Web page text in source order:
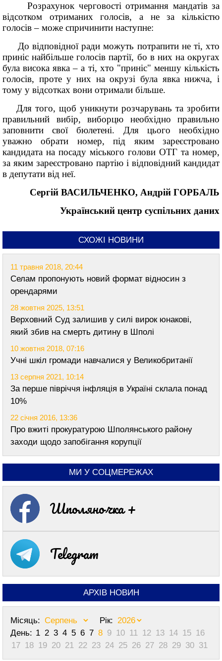
Розрахунок черговості отримання мандатів за
відсотком отриманих голосів, а не за кількістю
голосів – може спричинити наступне:
До відповідної ради можуть потрапити не ті, хто
приніс найбільше голосів партії, бо в них на округах
була висока явка – а ті, хто "приніс" меншу кількість
голосів, проте у них на окрузі була явка нижча, і
тому у відсотках вони отримали більше.
Для того, щоб уникнути розчарувань та зробити
правильний вибір, виборцю необхідно правильно
заповнити свої бюлетені. Для цього необхідно
уважно обрати номер, під яким зареєстровано
кандидата на посаду міського голови ОТГ та номер,
за яким зареєстровано партію і відповідний кандидат
в депутати від неї.
Сергій ВАСИЛЬЧЕНКО, Андрій ГОРБАЛЬ
Український центр суспільних даних
СХОЖІ НОВИНИ
11 травня 2018, 20:44
Селам пропонують новий формат відносин з
орендарями
28 жовтня 2025, 13:51
Верховний Суд залишив у силі вирок юнакові,
який збив на смерть дитину в Шполі
10 жовтня 2018, 07:16
Учні шкіл громади навчалися у Великобританії
13 серпня 2021, 10:14
За перше півріччя інфляція в Україні склала понад
10%
22 січня 2016, 13:36
Про вжиті прокуратурою Шполянського району
заходи щодо запобігання корупції
МИ У СОЦМЕРЕЖАХ
Шполяночка +
Telegram
АРХІВ НОВИН
Місяць:
Рік:
День: 1 2 3 4 5 6 7 8 9 10 11 12 13 14 15 16
17 18 19 20 21 22 23 24 25 26 27 28 29 30 31